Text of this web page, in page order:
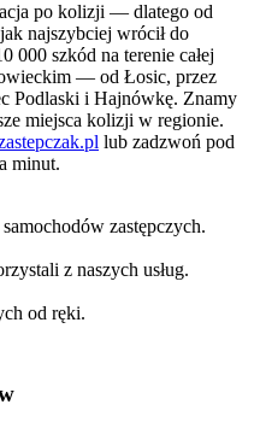
po kolizji — dlatego od
najszybciej wrócił do
000 szkód na terenie całej
— od Łosic, przez
Podlaski i Hajnówkę. Znamy
miejsca kolizji w regionie.
lub zadzwoń pod
minut.
zastępczych.
z naszych usług.
od ręki.